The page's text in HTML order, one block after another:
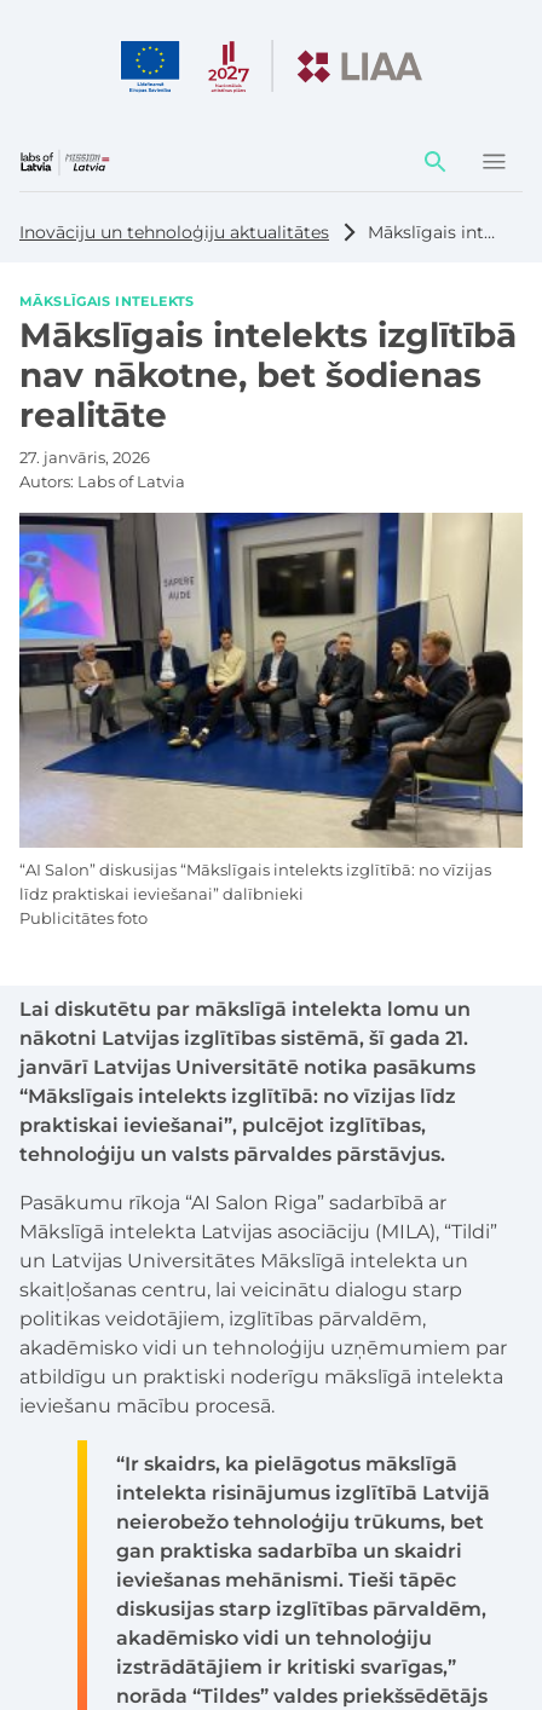
Darbības
elementi
Inovāciju un tehnoloģiju aktualitātes Mākslīgais intelekts izglītībā nav nākotne, bet šodienas realitāte
MĀKSLĪGAIS INTELEKTS
Mākslīgais intelekts izglītībā
nav nākotne, bet šodienas
realitāte
27. janvāris, 2026
Autors: Labs of Latvia
Lai diskutētu par mākslīgā intelekta lomu un
nākotni Latvijas izglītības sistēmā, šī gada 21.
janvārī Latvijas Universitātē notika pasākums
“Mākslīgais intelekts izglītībā: no vīzijas līdz
praktiskai ieviešanai”, pulcējot izglītības,
tehnoloģiju un valsts pārvaldes pārstāvjus.
Pasākumu rīkoja “AI Salon Riga” sadarbībā ar
Mākslīgā intelekta Latvijas asociāciju (MILA), “Tildi”
un Latvijas Universitātes Mākslīgā intelekta un
skaitļošanas centru, lai veicinātu dialogu starp
politikas veidotājiem, izglītības pārvaldēm,
akadēmisko vidi un tehnoloģiju uzņēmumiem par
atbildīgu un praktiski noderīgu mākslīgā intelekta
ieviešanu mācību procesā.
“Ir skaidrs, ka pielāgotus mākslīgā
intelekta risinājumus izglītībā Latvijā
neierobežo tehnoloģiju trūkums, bet
gan praktiska sadarbība un skaidri
ieviešanas mehānismi. Tieši tāpēc
diskusijas starp izglītības pārvaldēm,
akadēmisko vidi un tehnoloģiju
izstrādātājiem ir kritiski svarīgas,”
norāda “Tildes” valdes priekšsēdētājs
“AI Salon” diskusijas “Mākslīgais intelekts izglītībā: no vīzijas
līdz praktiskai ieviešanai” dalībnieki
Publicitātes foto